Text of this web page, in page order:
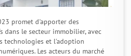
promet d'apporter des
dans le secteur immobilier, avec
technologies et l'adoption
Les acteurs du marché